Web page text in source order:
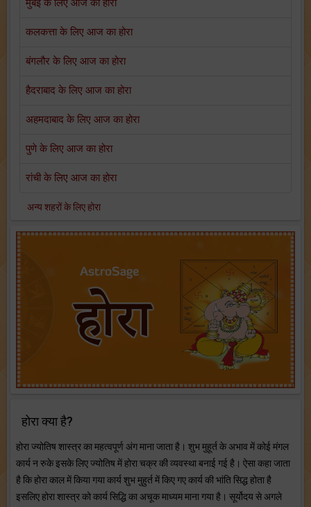
मुंबई के लिए आज का होरा
कलकत्ता के लिए आज का होरा
बंगलौर के लिए आज का होरा
हैदराबाद के लिए आज का होरा
अहमदाबाद के लिए आज का होरा
पुणे के लिए आज का होरा
रांची के लिए आज का होरा
अन्य शहरों के लिए होरा
होरा क्या है?
होरा ज्योतिष शास्त्र का महत्वपूर्ण अंग माना जाता है। शुभ मुहूर्त के अभाव में कोई मंगल
कार्य न रुके इसके लिए ज्योतिष में होरा चक्र की व्यवस्था बनाई गई है। ऐसा कहा जाता
है कि होरा काल में किया गया कार्य शुभ मुहुर्त में किए गए कार्य की भांति सिद्ध होता है
इसलिए होरा शास्त्र को कार्य सिद्धि का अचूक माध्यम माना गया है। सूर्योदय से अगले